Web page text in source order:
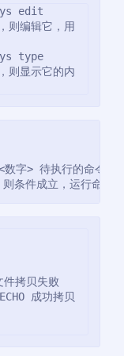
编辑它，用
显示它的内
字> 待执行的命令
条件成立，运行命令
件拷贝失败